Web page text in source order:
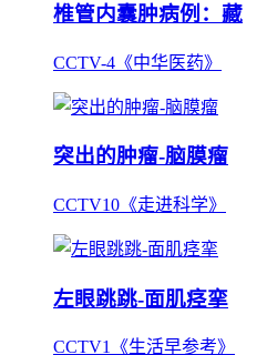
椎管内囊肿病例：藏
CCTV-4《中华医药》
突出的肿瘤-脑膜瘤
CCTV10《走进科学》
左眼跳跳-面肌痉挛
CCTV1《生活早参考》